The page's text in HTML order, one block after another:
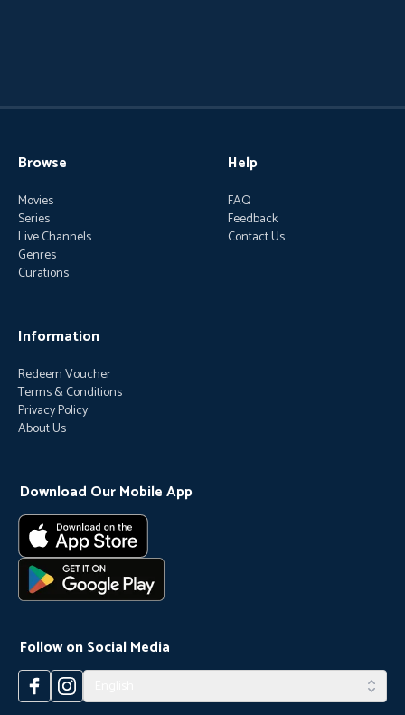
Browse
Movies
Series
Live Channels
Genres
Curations
Help
FAQ
Feedback
Contact Us
Information
Redeem Voucher
Terms & Conditions
Privacy Policy
About Us
Download Our Mobile App
Follow on Social Media